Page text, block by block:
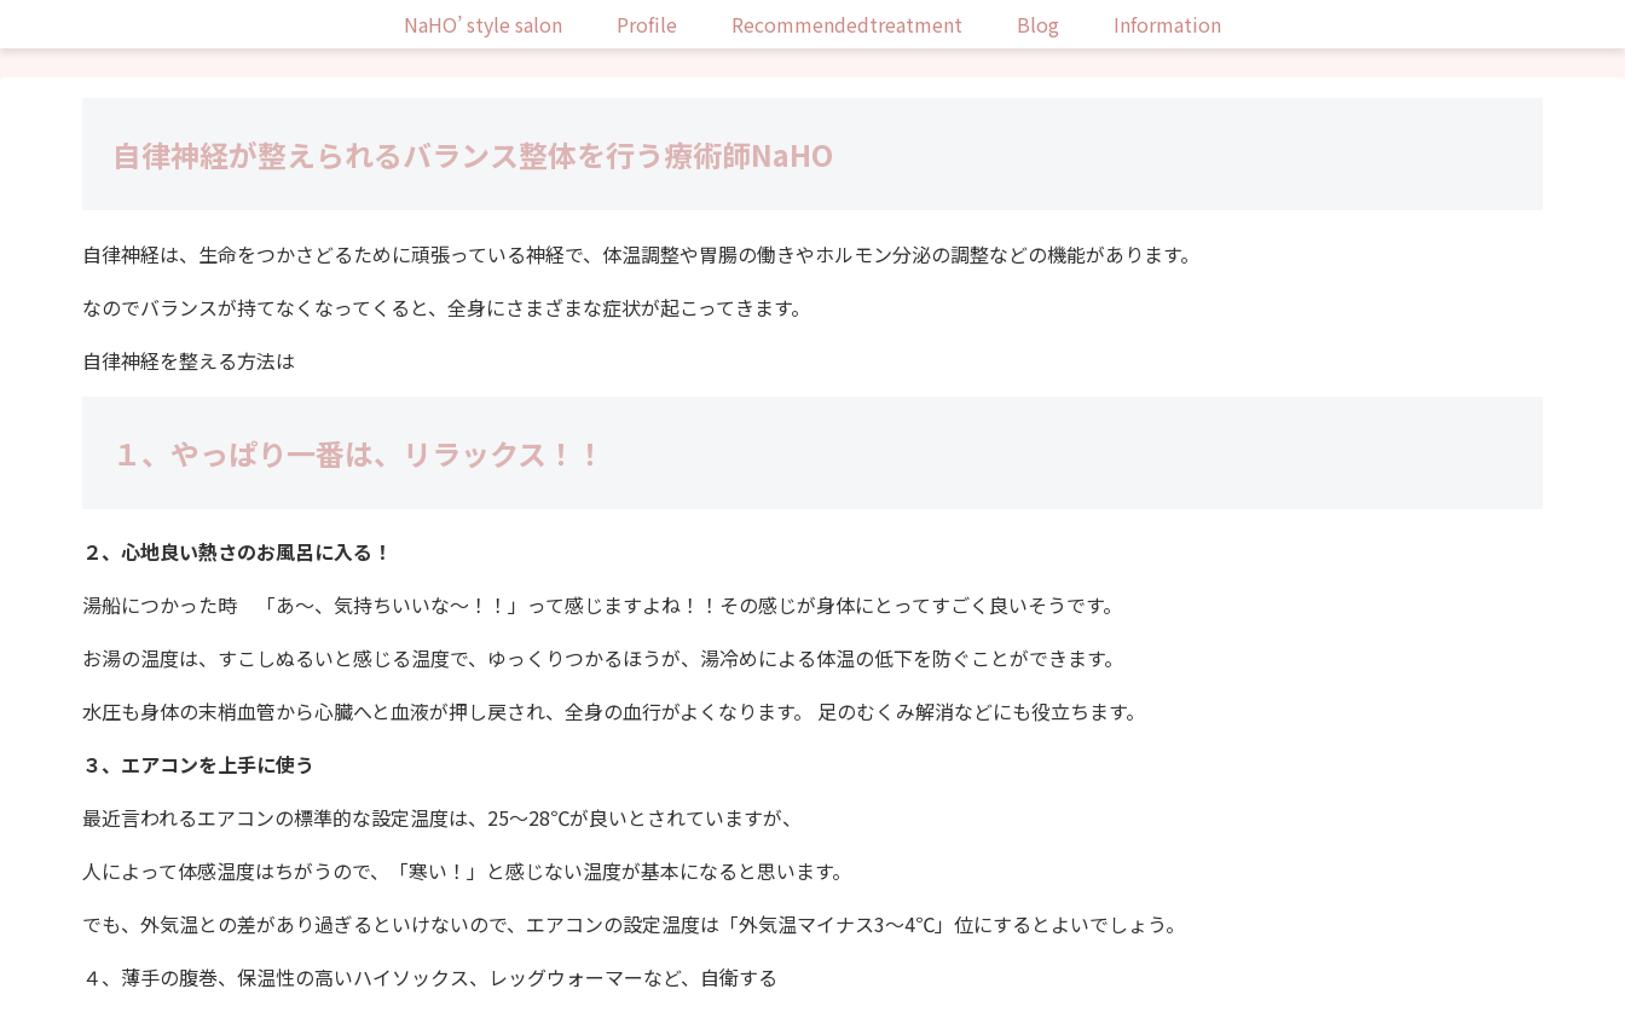
NaHO’ style salon Profile Recommendedtreatment Blog Information
自律神経が整えられるバランス整体を行う療術師NaHO
自律神経は、生命をつかさどるために頑張っている神経で、体温調整や胃腸の働きやホルモン分泌の調整などの機能があります。
なのでバランスが持てなくなってくると、全身にさまざまな症状が起こってきます。
自律神経を整える方法は
１、やっぱり一番は、 リラックス！！
２、心地良い熱さのお風呂に入る！
湯船につかった時 「あ～、気持ちいいな～！！」って感じますよね！！その感じが身体にとってすごく良いそうです。
お湯の温度は、すこしぬるいと感じる温度で、ゆっくりつかるほうが、湯冷めによる体温の低下を防ぐことができます。
水圧も身体の末梢血管から心臓へと血液が押し戻され、全身の血行がよくなります。 足のむくみ解消などにも役立ちます。
３、エアコンを上手に使う
最近言われるエアコンの標準的な設定温度は、25～28℃が良いとされていますが、
人によって体感温度はちがうので、「寒い！」と感じない温度が基本になると思います。
でも、外気温との差があり過ぎるといけないので、エアコンの設定温度は「外気温マイナス3～4℃」位にするとよいでしょう。
４、薄手の腹巻、保温性の高いハイソックス、レッグウォーマーなど、自衛する